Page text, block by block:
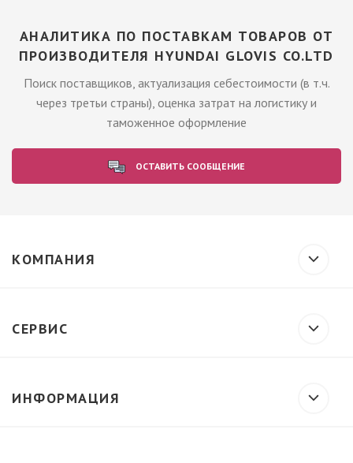
АНАЛИТИКА ПО ПОСТАВКАМ ТОВАРОВ ОТ
ПРОИЗВОДИТЕЛЯ HYUNDAI GLOVIS CO.LTD
Поиск поставщиков, актуализация себестоимости (в т.ч.
через третьи страны), оценка затрат на логистику и
таможенное оформление
ОСТАВИТЬ СООБЩЕНИЕ
КОМПАНИЯ
СЕРВИС
ИНФОРМАЦИЯ